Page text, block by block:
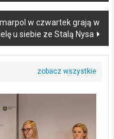
w czwartek grają w
u siebie ze Stalą Nysa